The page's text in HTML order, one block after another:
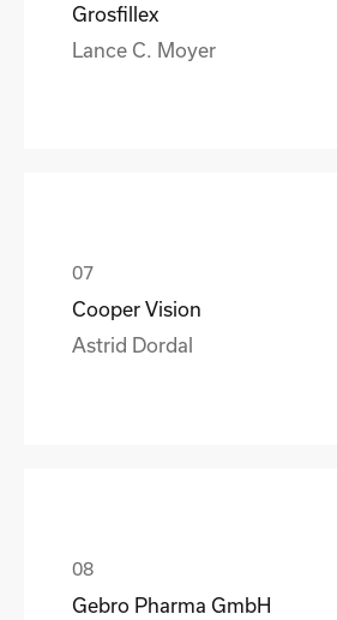
Grosfillex
Lance C. Moyer
Cooper Vision
Astrid Dordal
Gebro Pharma GmbH